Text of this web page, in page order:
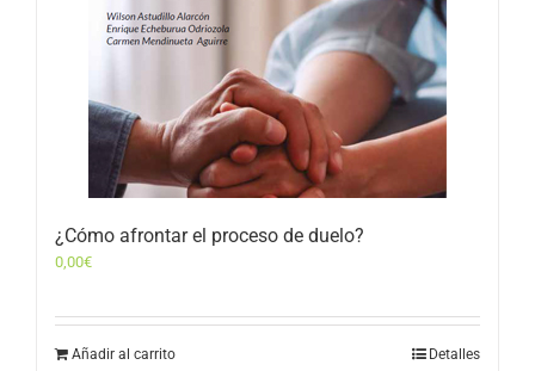
¿Cómo afrontar el proceso de duelo?
0,00€
Añadir al carrito Detalles